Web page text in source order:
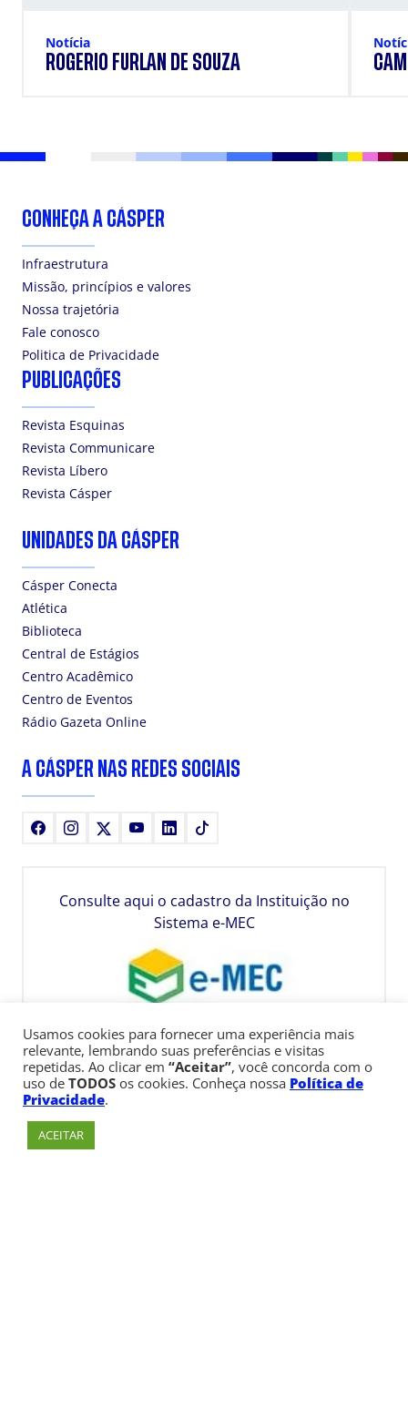
Notícia
ROGERIO FURLAN DE SOUZA
CONHEÇA A CÁSPER
Infraestrutura
Missão, princípios e valores
Nossa trajetória
Fale conosco
Politica de Privacidade
PUBLICAÇÕES
Revista Esquinas
Revista Communicare
Revista Líbero
Revista Cásper
UNIDADES DA CÁSPER
Cásper Conecta
Atlética
Biblioteca
Central de Estágios
Centro Acadêmico
Centro de Eventos
Rádio Gazeta Online
A CÁSPER NAS REDES SOCIAIS
FacebookInstagram YoutubeLinkedIn
Consulte aqui o cadastro da Instituição no
Sistema e-MEC
Usamos cookies para fornecer uma experiência mais
relevante, lembrando suas preferências e visitas
repetidas. Ao clicar em “Aceitar”, você concorda com o
uso de TODOS os cookies. Conheça nossa Política de
Privacidade.
ACEITAR